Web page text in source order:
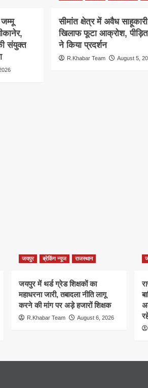
जम्मू
संयुक्त
सीमांत क्षेत्र में अवैध
खिलाफ फूटा आक्रोश, पीड़ित
ने किया प्रदर्शन
R.Khabar Team August 5,
जयपुर ब्रेकिंग न्यूज राजस्थान
जयपुर में थर्ड ग्रेड शिक्षकों का
महाधरना जारी, तबादला नीति लागू
करने की मांग पर अड़े हजारों शिक्षक
R.Khabar Team August 6, 2026